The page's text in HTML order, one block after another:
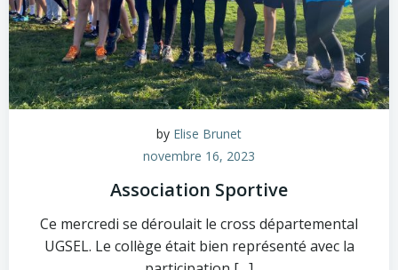
by Elise Brunet
novembre 16, 2023
Association Sportive
Ce mercredi se déroulait le cross départemental
UGSEL. Le collège était bien représenté avec la